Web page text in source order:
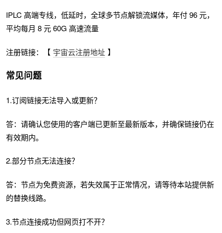
IPLC 高端专线，低延时，全球多节点解锁流媒体，年付 96 元，
平均每月 8 元 60G 高速流量
注册链接：【 宇宙云注册地址 】
常见问题
1.订阅链接无法导入或更新？
答：请确认您使用的客户端已更新至最新版本，并确保链接仍在
有效期内。
2.部分节点无法连接？
答：节点为免费资源，若失效属于正常情况，请等待本站提供新
的替换线路。
3.节点连接成功但网页打不开？